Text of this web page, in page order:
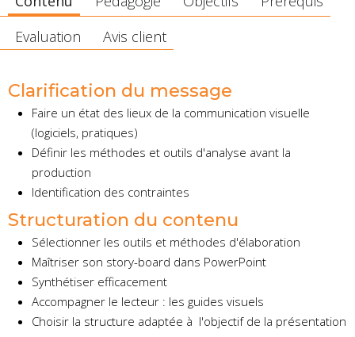
Evaluation
Avis client
Clarification du message
Faire un état des lieux de la communication visuelle
(logiciels, pratiques)
Définir les méthodes et outils d'analyse avant la
production
Identification des contraintes
Structuration du contenu
Sélectionner les outils et méthodes d'élaboration
Maîtriser son story-board dans PowerPoint
Synthétiser efficacement
Accompagner le lecteur : les guides visuels
Choisir la structure adaptée à l'objectif de la présentation